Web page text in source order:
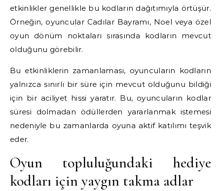
etkinlikler genellikle bu kodların dağıtımıyla örtüşür.
Örneğin, oyuncular Cadılar Bayramı, Noel veya özel
oyun dönüm noktaları sırasında kodların mevcut
olduğunu görebilir.
Bu etkinliklerin zamanlaması, oyuncuların kodların
yalnızca sınırlı bir süre için mevcut olduğunu bildiği
için bir aciliyet hissi yaratır. Bu, oyuncuların kodlar
süresi dolmadan ödüllerden yararlanmak istemesi
nedeniyle bu zamanlarda oyuna aktif katılımı teşvik
eder.
Oyun topluluğundaki hediye
kodları için yaygın takma adlar